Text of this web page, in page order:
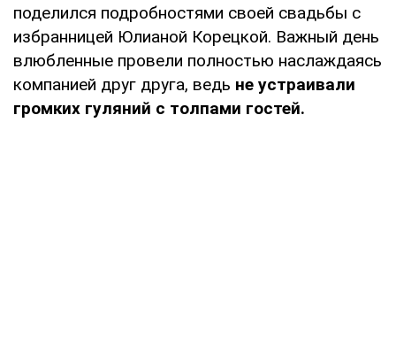
поделился подробностями своей свадьбы с
избранницей Юлианой Корецкой. Важный день
влюбленные провели полностью наслаждаясь
компанией друг друга, ведь не устраивали
громких гуляний с толпами гостей.